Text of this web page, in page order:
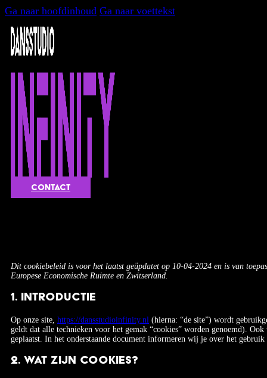
Ga naar hoofdinhoud Ga naar voettekst
Contact
Dit cookiebeleid is voor het laatst geüpdatet op 10-04-2024 en is van
Europese Economische Ruimte en Zwitserland.
1. Introductie
Op onze site, https://dansstudioinfinity.nl (hierna: “de site”) wordt
geldt dat alle technieken voor het gemak “cookies” worden genoemd).
geplaatst. In het onderstaande document informeren wij je over het gebruik
2. Wat zijn cookies?